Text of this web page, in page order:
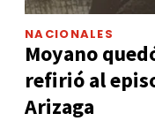
NACIONALES
Moyano
refirió al
Arizaga